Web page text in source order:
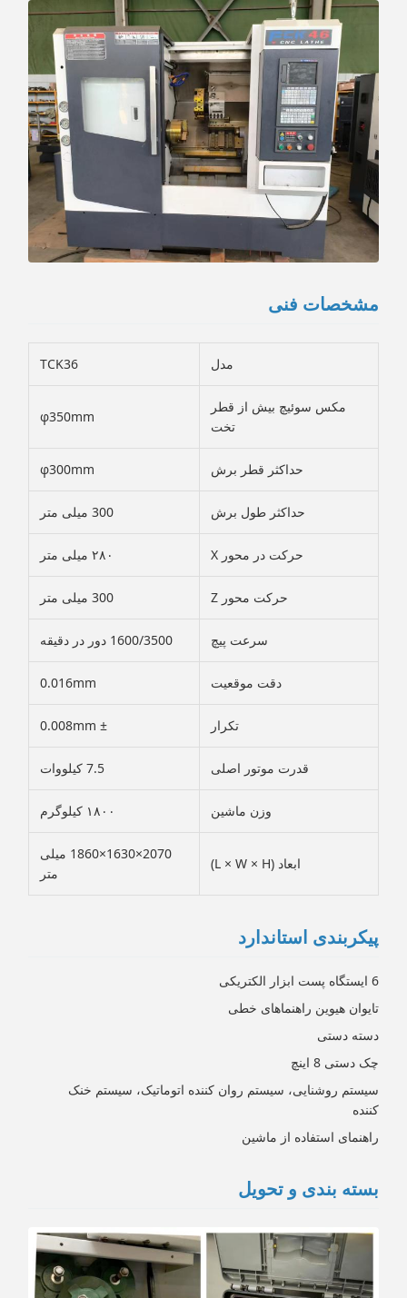
مشخصات فنی
مدل TCK36
مکس سوئیچ بیش از قطر
تخت
φ350mm
حداکثر قطر برش φ300mm
حداکثر طول برش 300 میلی متر
حرکت در محور X ۲۸۰ میلی متر
حرکت محور Z 300 میلی متر
سرعت پیچ 1600/3500 دور در دقیقه
دقت موقعیت 0.016mm
تکرار ± 0.008mm
قدرت موتور اصلی 7.5 کیلووات
وزن ماشین ۱۸۰۰ کیلوگرم
ابعاد (L × W × H)
2070×1630×1860 میلی
متر
پیکربندی استاندارد
6 ایستگاه پست ابزار الکتریکی
تایوان هیوین راهنماهای خطی
دسته دستی
چک دستی 8 اینچ
سیستم روشنایی، سیستم روان کننده اتوماتیک، سیستم خنک
کننده
راهنمای استفاده از ماشین
بسته بندی و تحویل